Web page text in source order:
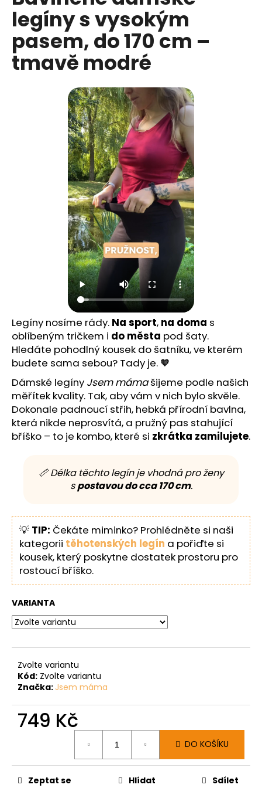
0,0
5
hvězdiček.
legíny s vysokým
pasem, do 170 cm –
tmavě modré
Legíny nosíme rády. Na sport, na doma s
oblíbeným tričkem i do města pod šaty.
Hledáte pohodlný kousek do šatníku, ve kterém
budete sama sebou? Tady je. 🧡
Dámské legíny Jsem mámašijeme podle našich
měřítek kvality. Tak, aby vám v nich bylo skvěle.
Dokonale padnoucí střih, hebká přírodní bavlna,
která nikde neprosvítá, a pružný pas stahující
bříško – to je kombo, které si zkrátka zamilujete.
📏 Délka těchto legín je vhodná pro ženy
spostavou do cca 170 cm.
💡 TIP: Čekáte miminko? Prohlédněte si naši
kategorii těhotenských legín a pořiďte si
kousek, který poskytne dostatek prostoru pro
rostoucí bříško.
VARIANTA
Zvolte variantu
Kód: Zvolte variantu
Značka: Jsem máma
749 Kč
DO KOŠÍKU
Zeptat se Hlídat Sdílet
u
j
e
m
e